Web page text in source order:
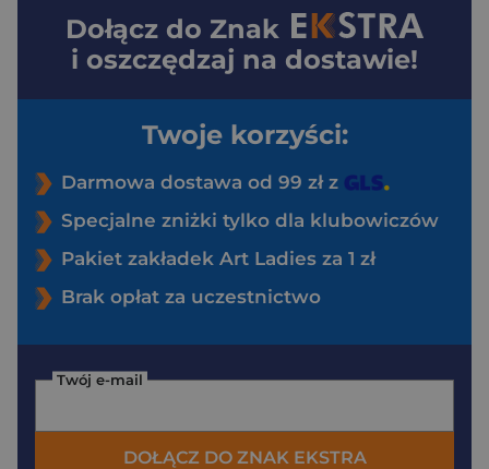
Dołącz do Znak
i oszczędzaj na dostawie!
Twoje korzyści:
Darmowa dostawa od 99 zł z
Specjalne zniżki tylko dla klubowiczów
Pakiet zakładek Art Ladies za 1 zł
Brak opłat za uczestnictwo
Twój e-mail
DOŁĄCZ DO ZNAK EKSTRA